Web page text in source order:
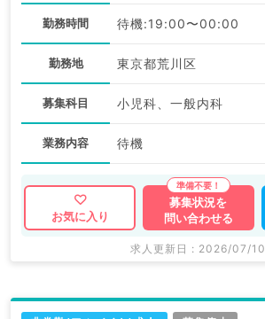
勤務時間 待機:19:00〜00:00
勤務地 東京都荒川区
募集科目 小児科、一般内科
業務内容 待機
お気に入り
募集状況を
問い合わせる
求人更新日 : 2026/07/10